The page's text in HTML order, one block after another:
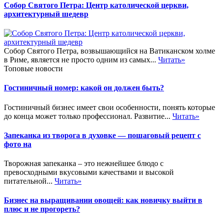
Собор Святого Петра: Центр католической церкви,
архитектурный шедевр
Собор Святого Петра, возвышающийся на Ватиканском холме
в Риме, является не просто одним из самых... Читать»
Топовые новости
Гостиничный номер: какой он должен быть?
Гостиничный бизнес имеет свои особенности, понять которые
до конца может только профессионал. Развитие... Читать»
Запеканка из творога в духовке — пошаговый рецепт с
фото на
Творожная запеканка – это нежнейшее блюдо с
превосходными вкусовыми качествами и высокой
питательной... Читать»
Бизнес на выращивании овощей: как новичку выйти в
плюс и не прогореть?